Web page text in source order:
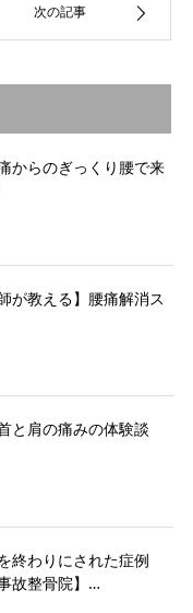
次の記事
からのぎっくり腰で来
が教える】腰痛解消ス
と肩の痛みの体験談
終わりにされた症例
故整骨院】…